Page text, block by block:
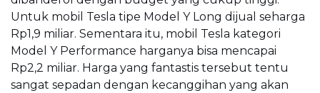
Untuk mobil Tesla tipe Model Y Long dijual seharga
Rp1,9 miliar. Sementara itu, mobil Tesla kategori
Model Y Performance harganya bisa mencapai
Rp2,2 miliar. Harga yang fantastis tersebut tentu
sangat sepadan dengan kecanggihan yang akan